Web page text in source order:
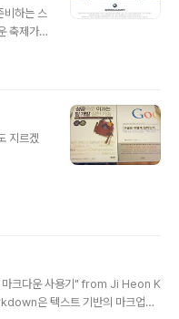
하는 스
축제가
지르겠
크다운 사용기" from Ji Heon K
은 텍스트 기반의 마크업언